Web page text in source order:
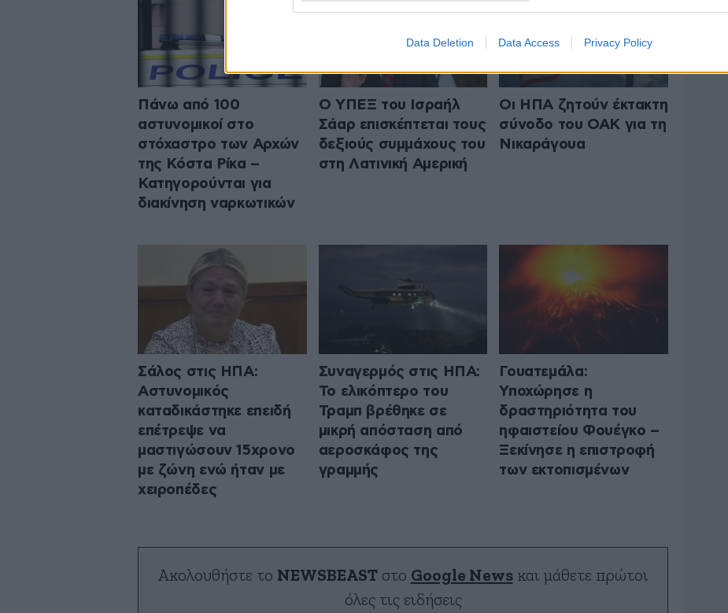
Data Deletion Data Access Privacy Policy
Πάνω από 100
αστυνομικοί στο
στόχαστρο των Αρχών
της Κόστα Ρίκα –
Κατηγορούνται για
διακίνηση ναρκωτικών
Ο ΥΠΕΞ του Ισραήλ
Σάαρ επισκέπτεται τους
δεξιούς συμμάχους του
στη Λατινική Αμερική
Οι ΗΠΑ ζητούν έκτακτη
σύνοδο του ΟΑΚ για τη
Νικαράγουα
Σάλος στις ΗΠΑ:
Αστυνομικός
καταδικάστηκε επειδή
επέτρεψε να
μαστιγώσουν 15χρονο
με ζώνη ενώ ήταν με
χειροπέδες
Συναγερμός στις ΗΠΑ:
Το ελικόπτερο του
Τραμπ βρέθηκε σε
μικρή απόσταση από
αεροσκάφος της
γραμμής
Γουατεμάλα:
Υποχώρησε η
δραστηριότητα του
ηφαιστείου Φουέγκο –
Ξεκίνησε η επιστροφή
των εκτοπισμένων
Ακολουθήστε το NEWSBEASTστο Google Newsκαι μάθετε πρώτοι
όλες τις ειδήσεις